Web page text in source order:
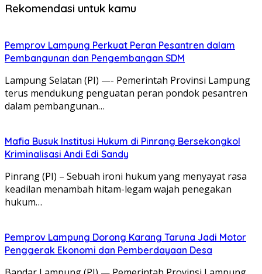
Rekomendasi untuk kamu
Pemprov Lampung Perkuat Peran Pesantren dalam
Pembangunan dan Pengembangan SDM
Lampung Selatan (PI) —- Pemerintah Provinsi Lampung
terus mendukung penguatan peran pondok pesantren
dalam pembangunan…
Mafia Busuk Institusi Hukum di Pinrang Bersekongkol
Kriminalisasi Andi Edi Sandy
Pinrang (PI) – Sebuah ironi hukum yang menyayat rasa
keadilan menambah hitam-legam wajah penegakan
hukum…
Pemprov Lampung Dorong Karang Taruna Jadi Motor
Penggerak Ekonomi dan Pemberdayaan Desa